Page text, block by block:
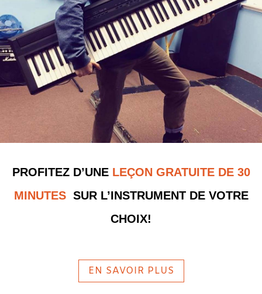
PROFITEZ D’UNE LEÇON GRATUITE DE 30
MINUTES SUR L’INSTRUMENT DE VOTRE
CHOIX!
EN SAVOIR PLUS